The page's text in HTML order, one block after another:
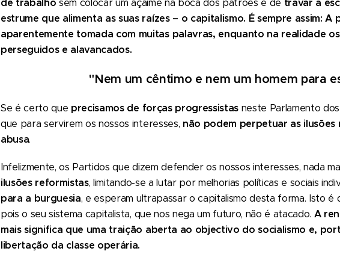
de trabalho sem colocar um açaime na boca dos patrões e de travar a
estrume que alimenta as suas raízes – o capitalismo. É sempre assim:
aparentemente tomada com muitas palavras, enquanto na realidade
perseguidos e alavancados.
"Nem um cêntimo e nem um homem para
Se é certo que precisamos de forças progressistasneste Parlamento
que para servirem os nossos interesses, não podem perpetuar as ilusões
abusa.
Infelizmente, os Partidos que dizem defender os nossos interesses, nada
ilusões reformistas, limitando-se a lutar por melhorias políticas e sociais
para a burguesia, e esperam ultrapassar o capitalismo desta forma. Isto é
pois o seu sistema capitalista, que nos nega um futuro, não é atacado. A
mais significa que uma traição aberta ao objectivo do socialismo e,
libertação da classe operária.